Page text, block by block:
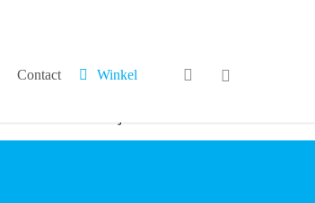
Contact Winkel search